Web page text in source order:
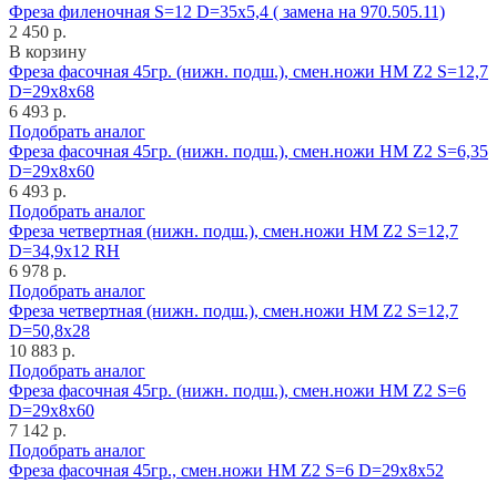
Фреза филеночная S=12 D=35x5,4 ( замена на 970.505.11)
2 450 р.
В корзину
Фреза фасочная 45гр. (нижн. подш.), смен.ножи HM Z2 S=12,7
D=29x8x68
6 493 р.
Подобрать аналог
Фреза фасочная 45гр. (нижн. подш.), смен.ножи HM Z2 S=6,35
D=29x8x60
6 493 р.
Подобрать аналог
Фреза четвертная (нижн. подш.), смен.ножи HM Z2 S=12,7
D=34,9x12 RH
6 978 р.
Подобрать аналог
Фреза четвертная (нижн. подш.), смен.ножи HM Z2 S=12,7
D=50,8x28
10 883 р.
Подобрать аналог
Фреза фасочная 45гр. (нижн. подш.), смен.ножи HM Z2 S=6
D=29x8x60
7 142 р.
Подобрать аналог
Фреза фасочная 45гр., смен.ножи HM Z2 S=6 D=29x8x52